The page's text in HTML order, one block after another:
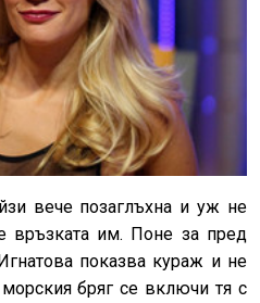
вече позаглъхна и уж не
връзката им. Поне за пред
показва кураж и не
бряг се включи тя с